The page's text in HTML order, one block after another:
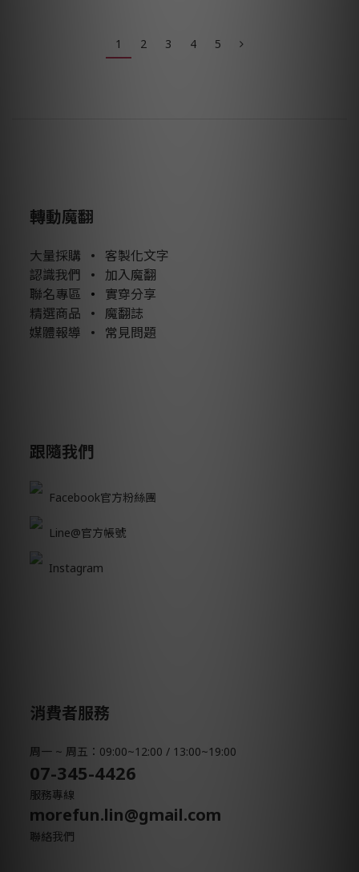
1 2 3 4 5
轉動魔翻
大量採購 •
客製化文字
認識我們 •
加入魔翻
聯名專區 •
實穿分享
精選商品 • 魔翻誌
媒體報導
• 常見問題
跟隨我們
Facebook官方粉絲團
Line@官方帳號
Instagram
消費者服務
周一 ~ 周五：09:00~12:00 / 13:00~19:00
07-345-4426
服務專線
morefun.lin@gmail.com
聯絡我們